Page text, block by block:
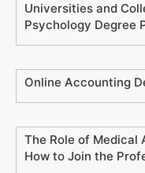
Universities and
Psychology Degree
Online Accounting
The Role of Medical
How to Join the